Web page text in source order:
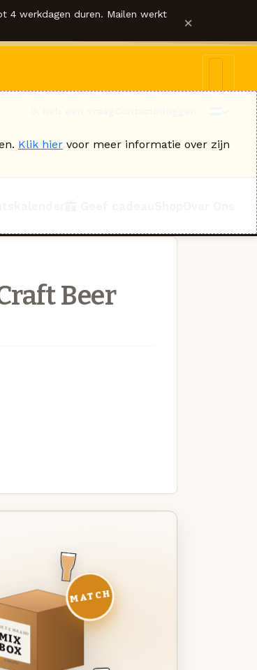
4 werkdagen duren. Mailen werkt ×
Beer
MAAND
8 BIEREN
MATCH
Klik hier voor meer informatie over zijn